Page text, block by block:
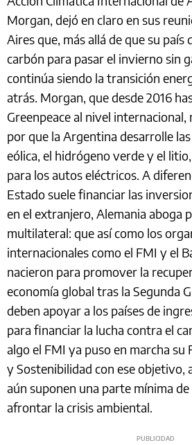
Morgan, dejó en claro en sus
Aires que, más allá de que su país
carbón para pasar el invierno sin
continúa siendo la transición
atrás. Morgan, que desde 2016
Greenpeace al nivel
por que la Argentina desarrolle
eólica, el hidrógeno verde y el
para los autos eléctricos. A
Estado suele financiar las
en el extranjero, Alemania aboga
multilateral: que así como los
internacionales como el FMI y el
nacieron para promover la
economía global tras la Segunda
deben apoyar a los países de
para financiar la lucha contra el
algo el FMI ya puso en marcha su
y Sostenibilidad con ese objetivo,
aún suponen una parte mínima
afrontar la crisis ambiental.